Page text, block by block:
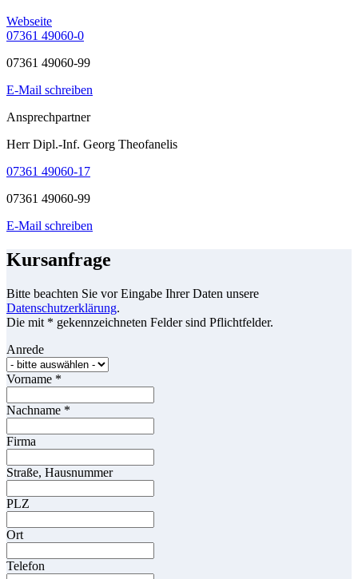
Webseite
07361 49060-0
07361 49060-99
E-Mail schreiben
Ansprechpartner
Herr Dipl.-Inf. Georg Theofanelis
07361 49060-17
07361 49060-99
E-Mail schreiben
Kursanfrage
Bitte beachten Sie vor Eingabe Ihrer Daten unsere
Datenschutzerklärung.
Die mit * gekennzeichneten Felder sind Pflichtfelder.
Anrede
Vorname *
Nachname *
Firma
Straße, Hausnummer
PLZ
Ort
Telefon